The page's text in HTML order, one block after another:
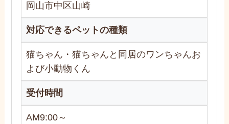
岡山市中区山崎
対応できるペットの種類
猫ちゃん・猫ちゃんと同居のワンちゃんお
よび小動物くん
受付時間
AM9:00～